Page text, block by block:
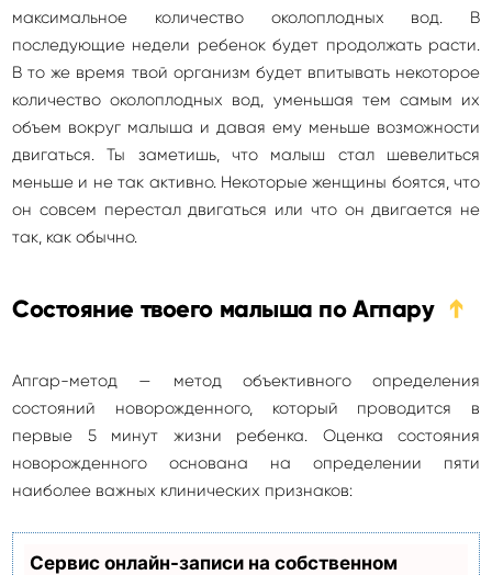
максимальное количество околоплодных вод. В
последующие недели ребенок будет продолжать расти.
В то же время твой организм будет впитывать некоторое
количество околоплодных вод, уменьшая тем самым их
объем вокруг малыша и давая ему меньше возможности
двигаться. Ты заметишь, что малыш стал шевелиться
меньше и не так активно. Некоторые женщины боятся, что
он совсем перестал двигаться или что он двигается не
так, как обычно.
Состояние твоего малыша по Агпару ➔
Апгар-метод — метод объективного определения
состояний новорожденного, который проводится в
первые 5 минут жизни ребенка. Оценка состояния
новорожденного основана на определении пяти
наиболее важных клинических признаков:
Сервис онлайн-записи на собственном